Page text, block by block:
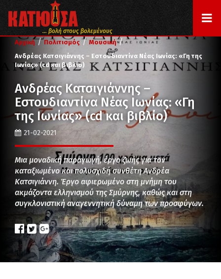
... βολή στους βολεμένους
Αρχική / Πολιτισμός / Μουσική /
Ανδρέας Κατσιγιάννης – Εστουδιαντίνα Νέας Ιωνίας: «Γη της
Ιωνίας» (cd και βιβλίο)
Ανδρέας Κατσιγιάννης –
Εστουδιαντίνα Νέας Ιωνίας: «Γη
της Ιωνίας» (cd και βιβλίο)
21-02-2021
Μια μοναδική παραγωγή, έργο ζωής για τον
καταξιωμένο και πολυσχιδή συνθέτη Ανδρέα
Κατσιγιάννη. Έργο αφιερωμένο στη μνήμη του
ακμάζοντα ελληνισμού της Σμύρνης, καθώς και στη
συγκλονιστική αναγεννητική δύναμη των προσφύγων.